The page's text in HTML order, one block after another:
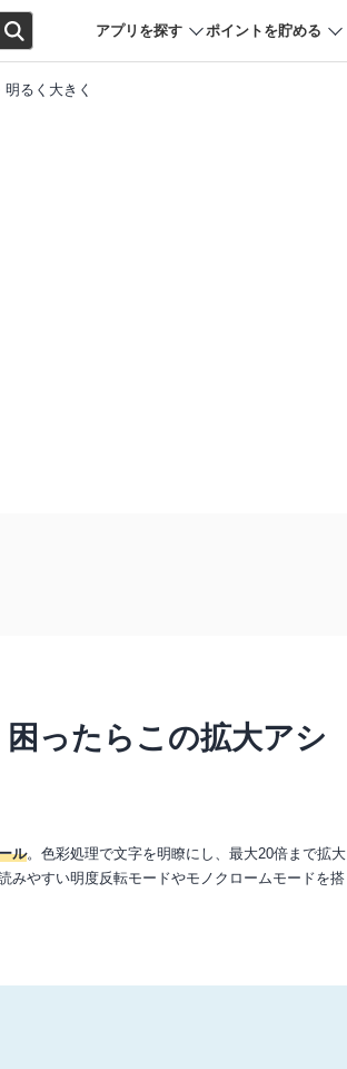
アプリを探す ポイントを貯める
明るく大きく
ったらこの拡大アシ
ル。色彩処理で文字を明瞭にし、最大20倍まで拡大
みやすい明度反転モードやモノクロームモードを搭